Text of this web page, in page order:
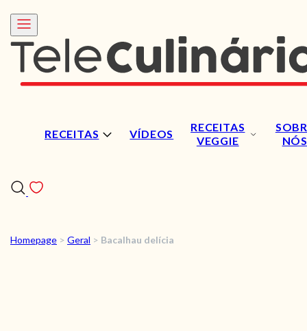
RECEITAS VÍDEOS
RECEITAS
VEGGIE
NÓS
RECEITAS
Homepage > Geral > Bacalhau delícia